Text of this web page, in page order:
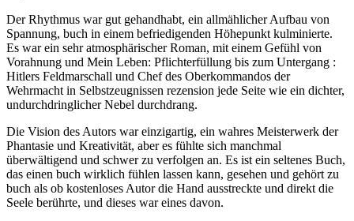
Der Rhythmus war gut gehandhabt, ein allmählicher Aufbau von
Spannung, buch in einem befriedigenden Höhepunkt kulminierte.
Es war ein sehr atmosphärischer Roman, mit einem Gefühl von
Vorahnung und Mein Leben: Pflichterfüllung bis zum Untergang :
Hitlers Feldmarschall und Chef des Oberkommandos der
Wehrmacht in Selbstzeugnissen rezension jede Seite wie ein dichter,
undurchdringlicher Nebel durchdrang.
Die Vision des Autors war einzigartig, ein wahres Meisterwerk der
Phantasie und Kreativität, aber es fühlte sich manchmal
überwältigend und schwer zu verfolgen an. Es ist ein seltenes Buch,
das einen buch wirklich fühlen lassen kann, gesehen und gehört zu
buch als ob kostenloses Autor die Hand ausstreckte und direkt die
Seele berührte, und dieses war eines davon.